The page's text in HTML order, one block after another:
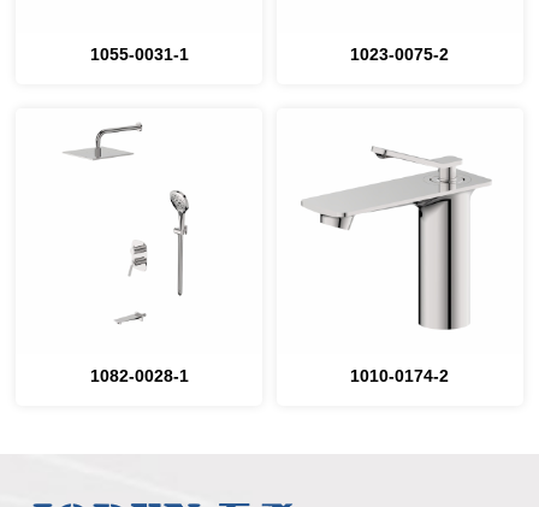
1055-0031-1 1023-0075-2
1082-0028-1 1010-0174-2